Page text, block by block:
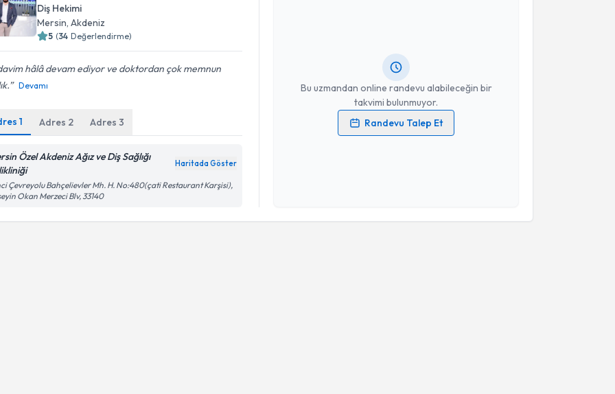
Diş Hekimi
Mersin, Akdeniz
5 (34 Değerlendirme)
hâlâ devam ediyor ve doktordan çok memnun
Devamı
1 Adres 2 Adres3
Özel Akdeniz Ağız ve Diş Sağlığı
Haritada Göster
Çevreyolu Bahçelievler Mh. H. No:480(çati Restaurant Karşisi),
Okan Merzeci Blv, 33140
Bu uzmandan online randevu alabileceğin bir
takvimi bulunmuyor.
Randevu Talep Et
Kişisel verilerimin işlenmesine ilişkinAydınlatma Metni